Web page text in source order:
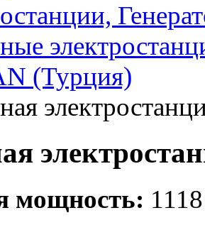
(Турция)
мощность: